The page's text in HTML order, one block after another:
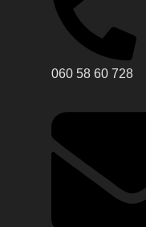
060 58 60 728